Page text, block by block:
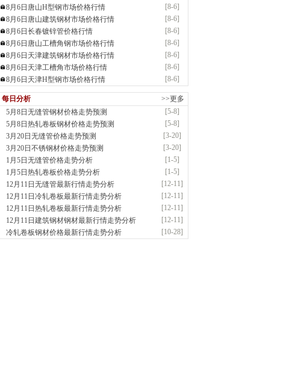
安阳市润兴商贸有限公司
现货供应：低合金板|高强度板|Z向板|
6小时前已更新资源254条
沈阳嘉之诺贸易有限公司
现货供应：镀锌卷/板、首钢酸洗板、冷轧板、高强
钢板
7小时前 已更新资源15条 联系方式
现货供应：德国蒂森克虏伯耐磨板|容器板|低温\美
标..
7小时前已更新资源1369条 联系方式
沈阳金锴盛商贸有限公司
现货供应：主营：建筑材料、螺纹钢、盘螺、盘圆
7小时前已更新资源12条
河南省智帅实业有限公司
现货供应：特厚钢板|耐磨钢|容器板|
12分钟前已更新资源1042条 联系方式
玖隆晟钢管制造有限公司
现货供应：无缝管|合金管|圆钢|精密光亮管|马氏体..
59分钟前已更新资源419条 联系方式
8月6日唐山H型钢市场价格行情
[8-6]
8月6日唐山建筑钢材市场价格行情
[8-6]
8月6日长春镀锌管价格行情
[8-6]
8月6日唐山工槽角钢市场价格行情
[8-6]
8月6日天津建筑钢材市场价格行情
[8-6]
8月6日天津工槽角市场价格行情
[8-6]
8月6日天津H型钢市场价格行情
[8-6]
每日分析
>>更多
5月8日无缝管钢材价格走势预测
[5-8]
5月8日热轧卷板钢材价格走势预测
[5-8]
3月20日无缝管价格走势预测
[3-20]
3月20日不锈钢材价格走势预测
[3-20]
1月5日无缝管价格走势分析
[1-5]
1月5日热轧卷板价格走势分析
[1-5]
12月11日无缝管最新行情走势分析
[12-11]
12月11日冷轧卷板最新行情走势分析
[12-11]
12月11日热轧卷板最新行情走势分析
[12-11]
12月11日建筑钢材钢材最新行情走势分析
[12-11]
冷轧卷板钢材价格最新行情走势分析
[10-28]